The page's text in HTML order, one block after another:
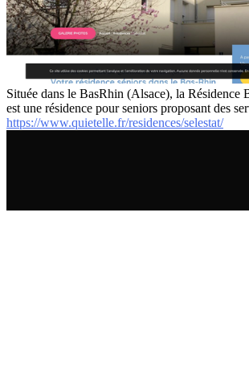
Située dans le BasRhin (Alsace), la Résidence
est une résidence pour seniors proposant des
https://www.quietelle.fr/residences/selestat/